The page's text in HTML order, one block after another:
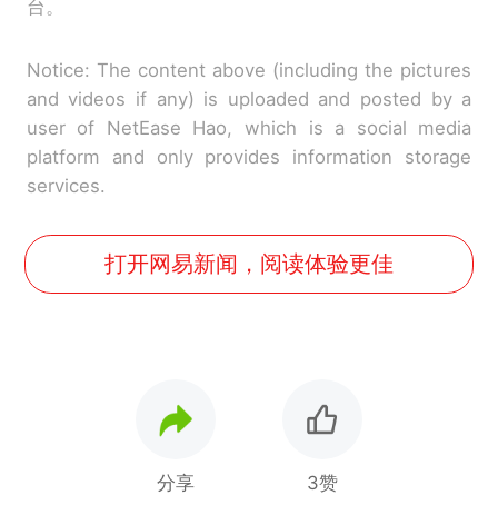
台。
Notice: The content above (including the pictures
and videos if any) is uploaded and posted by a
user of NetEase Hao, which is a social media
platform and only provides information storage
services.
打开网易新闻，阅读体验更佳
分享 3赞